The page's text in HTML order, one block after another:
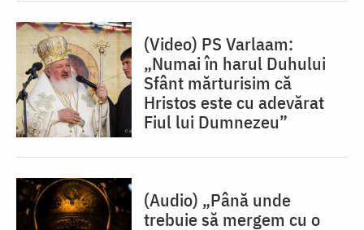
(Video) PS Varlaam:
„Numai în harul Duhului
Sfânt mărturisim că
Hristos este cu adevărat
Fiul lui Dumnezeu”
(Audio) „Până unde
trebuie să mergem cu o